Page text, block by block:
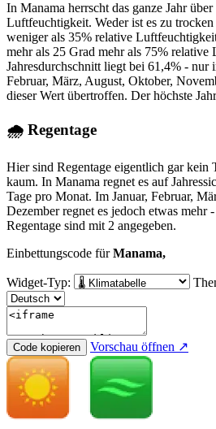
In Manama herrscht das ganze Jahr
Luftfeuchtigkeit. Weder ist es zu
weniger als 35% relative
mehr als 25 Grad mehr als 75%
Jahresdurchschnitt liegt bei 61,4% - nur
Februar, März, August, Oktober,
dieser Wert übertroffen. Der höchste
🌧 Regentage
Hier sind Regentage eigentlich gar kein
kaum. In Manama regnet es auf
Tage pro Monat. Im Januar, Februar,
Dezember regnet es jedoch etwas mehr
Regentage sind mit 2 angegeben.
Einbettungscode fürManama,
Widget-Typ:
Code kopieren Vorschau öffnen ↗